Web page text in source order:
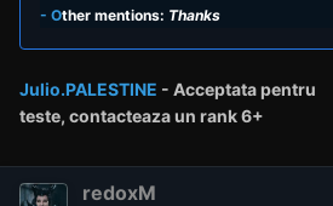
- Other mentions: Thanks
Julio.PALESTINE - Acceptata pentru
teste, contacteaza un rank6+
redoxM